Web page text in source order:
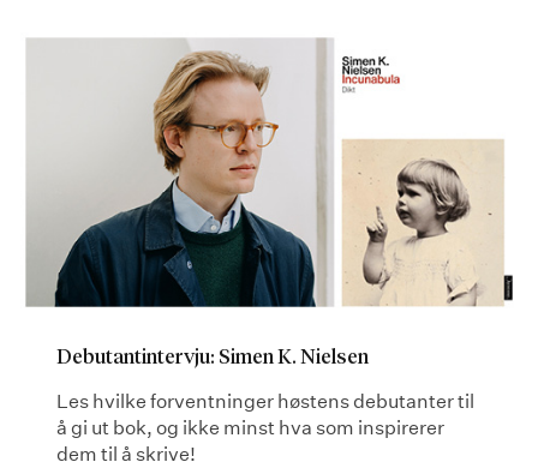
Debutantintervju: Simen K. Nielsen
Les hvilke forventninger høstens debutanter til
å gi ut bok, og ikke minst hva som inspirerer
dem til å skrive!